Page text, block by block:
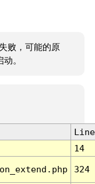
败，可能的原
。
Line
14
324